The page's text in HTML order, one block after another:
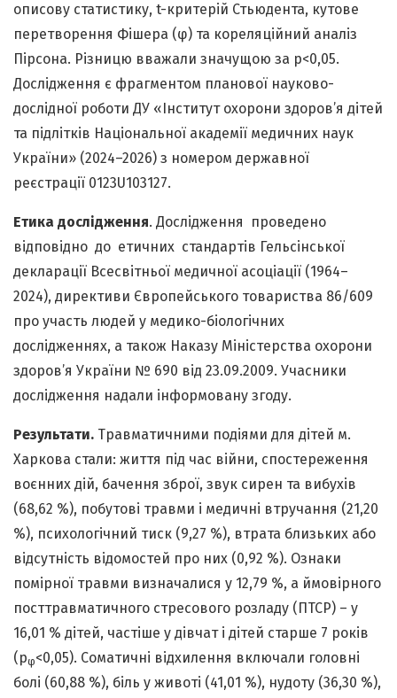
описову статистику, t-критерій Стьюдента, кутове
перетворення Фішера (φ) та кореляційний аналіз
Пірсона. Різницю вважали значущою за p<0,05.
Дослідження є фрагментом планової науково-
дослідної роботи ДУ «Інститут охорони здоров’я дітей
та підлітків Національної академії медичних наук
України» (2024–2026) з номером державної
реєстрації 0123U103127.
Етика дослідження. Дослідження проведено
відповідно до етичних стандартів Гельсінської
декларації Всесвітньої медичної асоціації (1964–
2024), директиви Європейського товариства 86/609
про участь людей у медико-біологічних
дослідженнях, а також Наказу Міністерства охорони
здоров’я України № 690 від 23.09.2009. Учасники
дослідження надали інформовану згоду.
Результати. Травматичними подіями для дітей м.
Харкова стали: життя під час війни, спостереження
воєнних дій, бачення зброї, звук сирен та вибухів
(68,62 %), побутові травми і медичні втручання (21,20
%), психологічний тиск (9,27 %), втрата близьких або
відсутність відомостей про них (0,92 %). Ознаки
помірної травми визначалися у 12,79 %, а ймовірного
посттравматичного стресового розладу (ПТСР) – у
16,01 % дітей, частіше у дівчат і дітей старше 7 років
(рφ<0,05). Соматичні відхилення включали головні
болі (60,88 %), біль у животі (41,01 %), нудоту (36,30 %),